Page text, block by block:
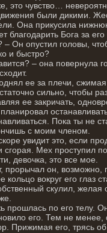
это чувство…
были дикими.
Она прикусила
благодарить Бога за его
– Он опустил головы,
и быстро?
– она повернула
ее за плечи, сжимая
сильно, чтобы
ее закричать,
Пока ты не
с моим членом.
увидит это, если
сгорая. Мех проступил
девочка, это все мое.
прорычал он, возможно,
кольцо вокруг его глаз
скулил, желая
прошлась по его телу.
его. Тем не менее,
Прижимая его, трясь